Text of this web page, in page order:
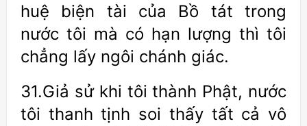
huệ biện tài của Bồ tát trong
nước tôi mà có hạn lượng thì tôi
chẳng lấy ngôi chánh giác.
31.Giả sử khi tôi thành Phật, nước
tôi thanh tịnh soi thấy tất cả vô